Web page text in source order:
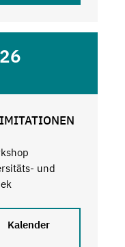
und
Kalender